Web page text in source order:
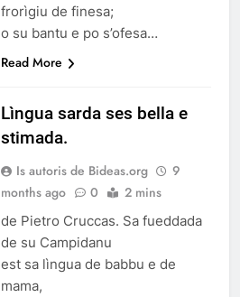
frorìgiu de finesa;
o su bantu e po s’ofesa…
Read More
Lìngua sarda ses bella e
stimada.
Is autoris de Bideas.org
9
months ago
0 2 mins
de Pietro Cruccas. Sa fueddada
de su Campidanu
est sa lìngua de babbu e de
mama,